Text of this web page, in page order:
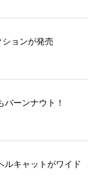
ョンが発売
ーンナウト！
ルキャットがワイド